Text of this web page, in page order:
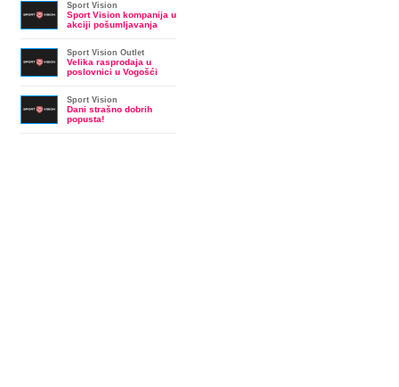
Sport Vision
Sport Vision kompanija u
akciji pošumljavanja
Sport Vision Outlet
Velika rasprodaja u
poslovnici u Vogošći
Sport Vision
Dani strašno dobrih
popusta!